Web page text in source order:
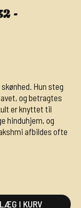
-
Hun steg
og betragtes
er knyttet til
hinduhjem, og
afbildes ofte
LÆG I KURV